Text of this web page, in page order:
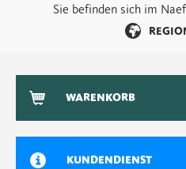
Sie befinden sich im
WARENKORB
KUNDENDIENST